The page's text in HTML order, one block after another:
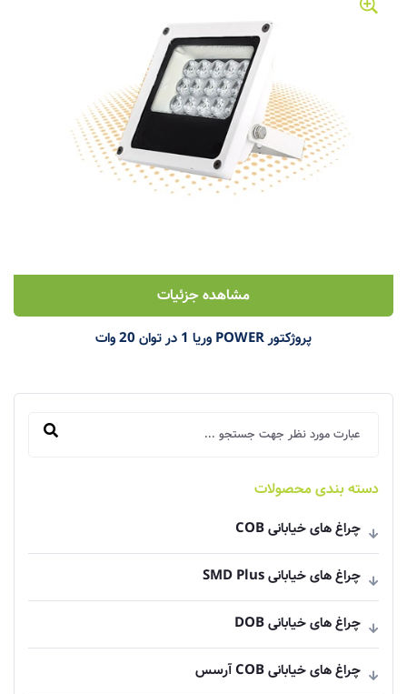
مشاهده جزئیات
پروژکتور POWER وریا 1 در توان 20 وات
دسته بندی محصولات
چراغ های خیابانی COB
چراغ های خیابانی SMD Plus
چراغ های خیابانی DOB
چراغ های خیابانی COB آرسس